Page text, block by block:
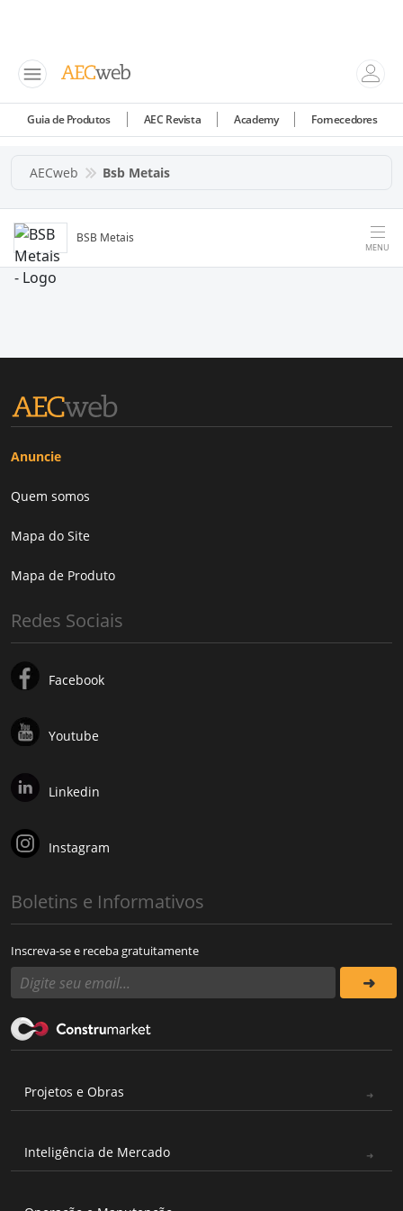
Guia de Produtos AEC Revista Academy Fornecedores
AECweb Bsb Metais
BSB Metais
MENU
Anuncie
Quem somos
Mapa do Site
Mapa de Produto
Redes Sociais
Facebook
Youtube
Linkedin
Instagram
Boletins e Informativos
Inscreva-se e receba gratuitamente
Projetos e Obras
Inteligência de Mercado